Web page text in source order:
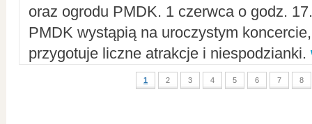
oraz ogrodu PMDK. 1 czerwca o godz.
PMDK wystąpią na uroczystym
przygotuje liczne atrakcje i niespodzianki.
1 2 3 4 5 6 7 8